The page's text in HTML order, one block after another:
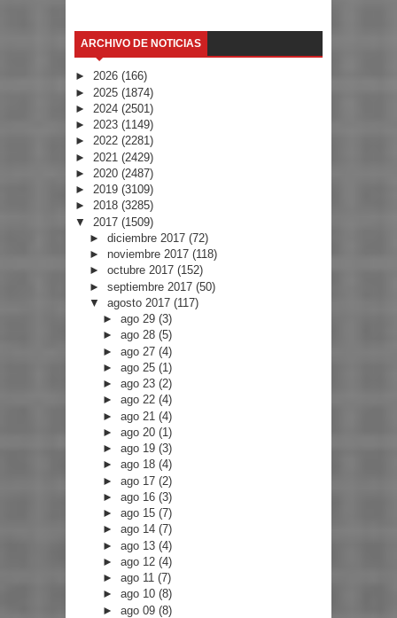
ARCHIVO DE NOTICIAS
► 2026 (166)
► 2025 (1874)
► 2024 (2501)
► 2023 (1149)
► 2022 (2281)
► 2021 (2429)
► 2020 (2487)
► 2019 (3109)
► 2018 (3285)
▼ 2017 (1509)
► diciembre 2017 (72)
► noviembre 2017 (118)
► octubre 2017 (152)
► septiembre 2017 (50)
▼ agosto 2017 (117)
►ago 29(3)
►ago 28(5)
►ago 27(4)
►ago 25(1)
►ago 23(2)
►ago 22(4)
►ago 21(4)
►ago 20(1)
►ago 19(3)
►ago 18(4)
►ago 17(2)
►ago 16(3)
►ago 15(7)
►ago 14(7)
►ago 13(4)
►ago 12(4)
►ago 11(7)
►ago 10(8)
►ago 09(8)